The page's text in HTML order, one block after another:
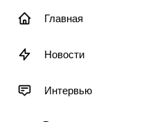
Главная
Новости
Интервью